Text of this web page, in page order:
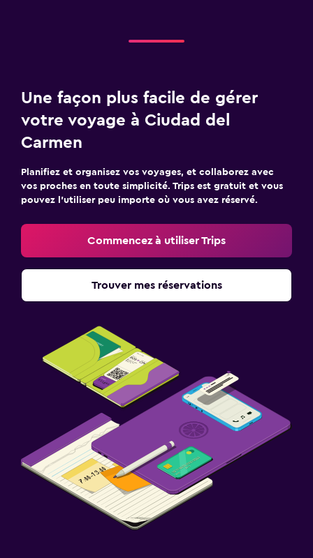
Une façon plus facile de gérer
votre voyage à Ciudad del
Carmen
Planifiez et organisez vos voyages, et collaborez avec
vos proches en toute simplicité. Trips est gratuit et vous
pouvez l’utiliser peu importe où vous avez réservé.
Commencez à utiliser Trips
Trouver mes réservations